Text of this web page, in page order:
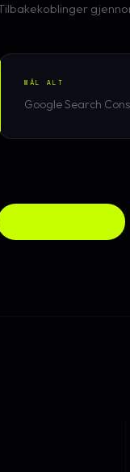
MÅL ALT
Google Search